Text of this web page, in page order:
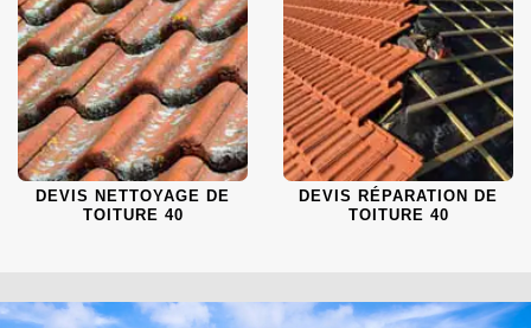
DEVIS NETTOYAGE DE
TOITURE 40
DEVIS RÉPARATION DE
TOITURE 40